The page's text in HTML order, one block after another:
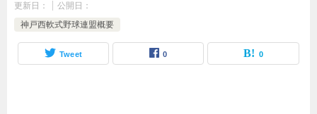
更新日：
公開日：
神戸西軟式野球連盟概要
Tweet 0 0